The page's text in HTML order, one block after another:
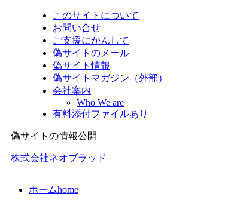
このサイトについて
お問い合せ
ご支援にかんして
偽サイトのメール
偽サイト情報
偽サイトマガジン（外部）
会社案内
Who We are
有料添付ファイルあり
偽サイトの情報公開
株式会社ネオブラッド
ホームhome